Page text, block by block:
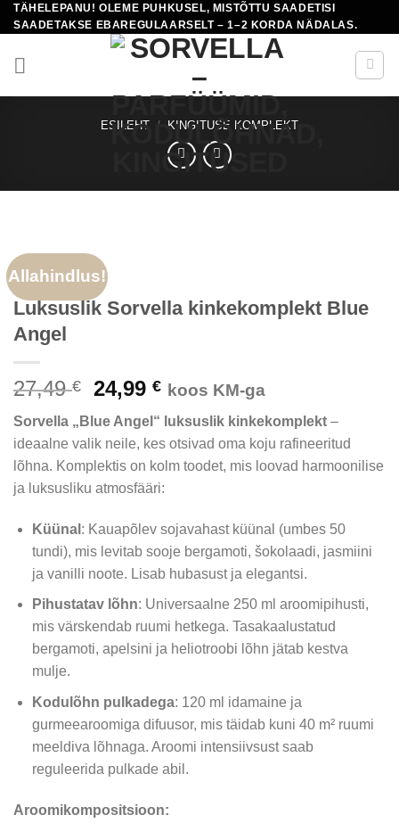
Skip
to
content
TÄHELEPANU! OLEME PUHKUSEL, MISTÕTTU SAADETISI
SAADETAKSE EBAREGULAARSELT – 1–2 KORDA NÄDALAS.
ESILEHT / KINGITUSE KOMPLEKT
Allahindlus!
Luksuslik Sorvella kinkekomplekt Blue
Angel
27,49€
Algne
oli:
27,49 €.
24,99€Praegune
on:
24,99 €.
koos KM-ga
Sorvella „Blue Angel“ luksuslik kinkekomplekt –
ideaalne valik neile, kes otsivad oma koju rafineeritud
lõhna. Komplektis on kolm toodet, mis loovad harmoonilise
ja luksusliku atmosfääri:
Küünal : Kauapõlev sojavahast küünal (umbes 50
tundi), mis levitab sooje bergamoti, šokolaadi, jasmiini
ja vanilli noote. Lisab hubasust ja elegantsi.
Pihustatav lõhn: Universaalne 250 ml aroomipihusti,
mis värskendab ruumi hetkega. Tasakaalustatud
bergamoti, apelsini ja heliotroobi lõhn jätab kestva
mulje.
Kodulõhn pulkadega: 120 ml idamaine ja
gurmeearoomiga difuusor, mis täidab kuni 40 m² ruumi
meeldiva lõhnaga. Aroomi intensiivsust saab
reguleerida pulkade abil.
Aroomikompositsioon: